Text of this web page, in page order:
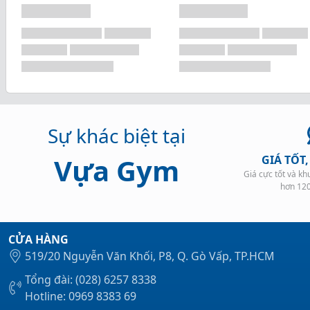
Sự khác biệt tại
Vựa Gym GIÁ
Giá cực tốt và
hơn
CỬA HÀNG
519/20 Nguyễn Văn Khối, P8, Q. Gò Vấp, TP.HCM
Tổng đài: (028) 6257 8338
Hotline: 0969 8383 69